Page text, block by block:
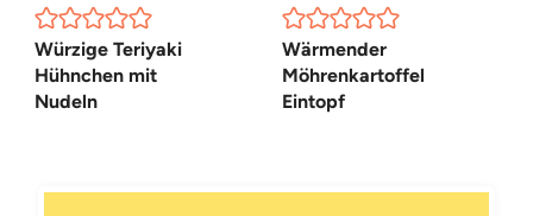
Würzige Teriyaki
Hühnchen mit
Nudeln
Wärmender
Möhrenkartoffel
Eintopf